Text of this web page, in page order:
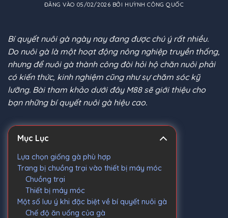
ĐĂNG VÀO 05/02/2026 BỞI HUỲNH CÔNG QUỐC
Bí quyết nuôi gàngày nay đang được chú ý rất nhiều.
Do nuôi gà là một hoạt động nông nghiệp truyền thống,
nhưng để nuôi gà thành công đòi hỏi hộ chăn nuôi phải
có kiến thức, kinh nghiệm cũng như sự chăm sóc kỹ
lưỡng. Bài tham khảo dưới đây M88sẽ giới thiệu cho
bạn những bí quyết nuôi gà hiệu cao.
Mục Lục
Lựa chọn giống gà phù hợp
Trang bị chuồng trại vào thiết bị máy móc
Chuồng trại
Thiết bị máy móc
Một số lưu ý khi đặc biệt về bí quyết nuôi gà
Chế độ ăn uống của gà